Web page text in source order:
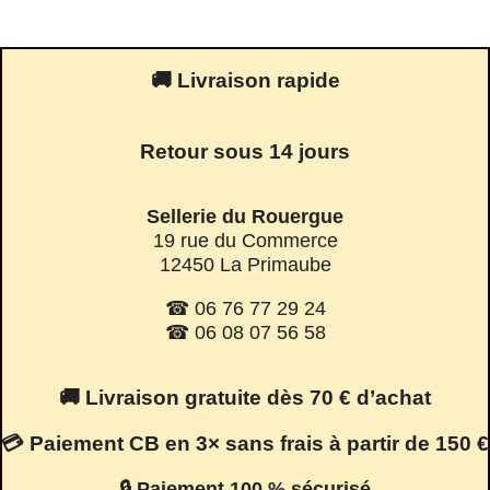
🚚 Livraison rapide
Retour sous 14 jours
Sellerie du Rouergue
19 rue du Commerce
12450 La Primaube
☎ 06 76 77 29 24
☎ 06 08 07 56 58
🚚 Livraison gratuite dès 70 € d’achat
💳 Paiement CB en 3× sans frais à partir de 150 €